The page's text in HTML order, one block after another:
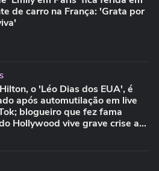
de carro na França: 'Grata por
o 'Léo Dias dos EUA', é
após automutilação em live
blogueiro que fez fama
Hollywood vive grave crise aos